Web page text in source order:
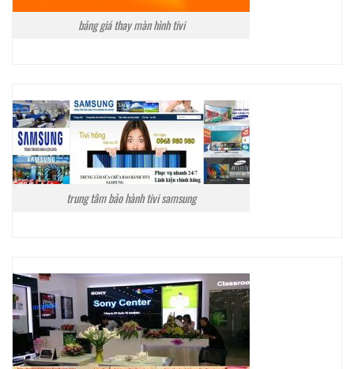
bảng giá thay màn hình tivi
trung tâm bảo hành tivi samsung